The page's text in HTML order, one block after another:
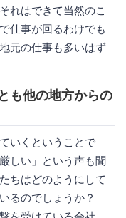
れはできて当然のこ
仕事が回るわけでも
元の仕事も多いはず
も他の地方からの
いくということで
しい」という声も聞
ちはどのようにして
るのでしょうか？